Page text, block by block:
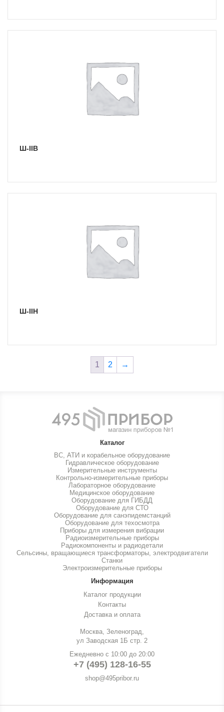
Ш-IIВ
Ш-IIН
1 2 →
Каталог
ВС, АТИ и корабельное оборудование
Гидравлическое оборудование
Измерительные инструменты
Контрольно-измерительные приборы
Лабораторное оборудование
Медицинское оборудование
Оборудование для ГИБДД
Оборудование для СТО
Оборудование для санэпидемстанций
Оборудование для техосмотра
Приборы для измерения вибрации
Радиоизмерительные приборы
Радиокомпоненты и радиодетали
Сельсины, вращающиеся трансформаторы, электродвигатели
Станки
Электроизмерительные приборы
Информация
Каталог продукции
Контакты
Доставка и оплата
Москва, Зеленоград,
ул Заводская 1Б стр. 2
Ежедневно с 10:00 до 20:00
+7 (495) 128-16-55
shop@495pribor.ru